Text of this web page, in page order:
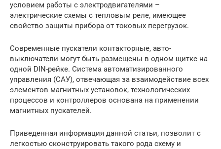
условием работы с электродвигателями –
электрические схемы с тепловым реле, имеющее
свойство защиты прибора от токовых перегрузок.
Современные пускатели контакторные, авто-
выключатели могут быть размещены в одном щитке на
одной DIN-рейке. Система автоматизированного
управления (САУ), отвечающая за взаимодействие всех
элементов магнитных установок, технологических
процессов и контроллеров основана на применении
магнитных пускателей.
Приведенная информация данной статьи, позволит с
легкостью сконструировать такого рода схему и